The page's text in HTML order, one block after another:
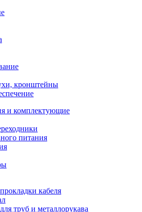
кронштейны
и комплектующие
питания
кабеля
труб и металлорукава